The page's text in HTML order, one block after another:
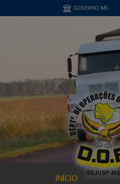
GOVERNO MS
INÍCIO